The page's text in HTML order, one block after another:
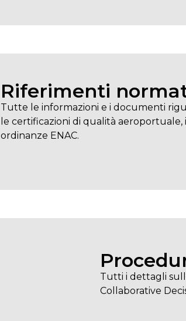
Riferimenti
Tutte le informazioni e i documenti
le certificazioni di qualità
ordinanze ENAC.
Tutti i dettagli
Collaborative